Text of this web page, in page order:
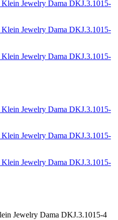
Jewelry Dama DKJ.3.1015-4